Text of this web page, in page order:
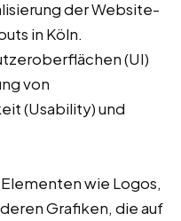
der Website-
in Köln.
(UI)
von
(Usability) und
wie Logos,
Grafiken, die auf